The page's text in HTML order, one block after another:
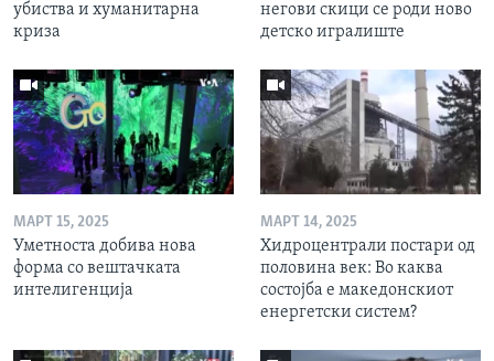
убиства и хуманитарна
криза
негови скици се роди ново
детско игралиште
МАРТ 15, 2025
Уметноста добива нова
форма со вештачката
интелигенција
МАРТ 14, 2025
Хидроцентрали постари од
половина век: Во каква
состојба е македонскиот
енергетски систем?